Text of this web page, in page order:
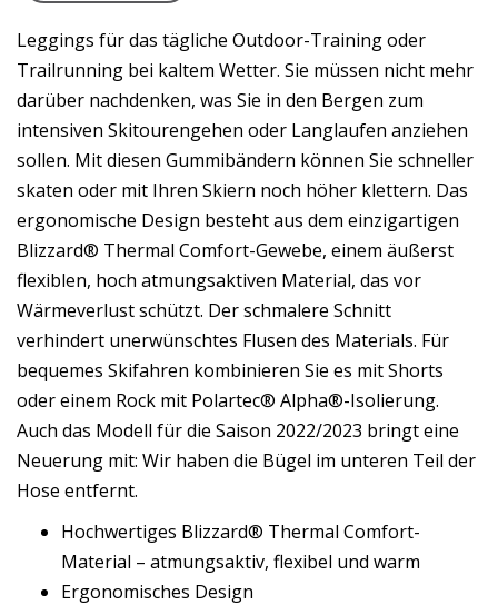
Leggings für das tägliche Outdoor-Training oder
Trailrunning bei kaltem Wetter. Sie müssen nicht mehr
darüber nachdenken, was Sie in den Bergen zum
intensiven Skitourengehen oder Langlaufen anziehen
sollen. Mit diesen Gummibändern können Sie schneller
skaten oder mit Ihren Skiern noch höher klettern. Das
ergonomische Design besteht aus dem einzigartigen
Blizzard® Thermal Comfort-Gewebe, einem äußerst
flexiblen, hoch atmungsaktiven Material, das vor
Wärmeverlust schützt. Der schmalere Schnitt
verhindert unerwünschtes Flusen des Materials. Für
bequemes Skifahren kombinieren Sie es mit Shorts
oder einem Rock mit Polartec® Alpha®-Isolierung.
Auch das Modell für die Saison 2022/2023 bringt eine
Neuerung mit: Wir haben die Bügel im unteren Teil der
Hose entfernt.
Hochwertiges Blizzard® Thermal Comfort-
Material – atmungsaktiv, flexibel und warm
Ergonomisches Design